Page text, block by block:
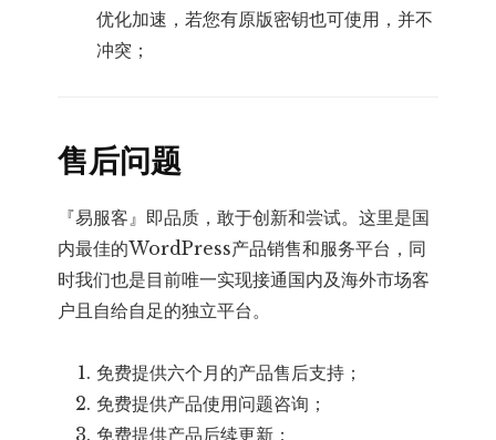
优化加速，若您有原版密钥也可使用，并不
冲突；
售后问题
『易服客』即品质，敢于创新和尝试。这里是国
内最佳的WordPress产品销售和服务平台，同
时我们也是目前唯一实现接通国内及海外市场客
户且自给自足的独立平台。
免费提供六个月的产品售后支持；
免费提供产品使用问题咨询；
免费提供产品后续更新；